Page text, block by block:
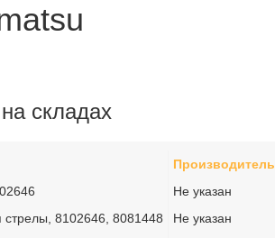
складах
Производитель
Не указан
стрелы, 8102646, 8081448
Не указан